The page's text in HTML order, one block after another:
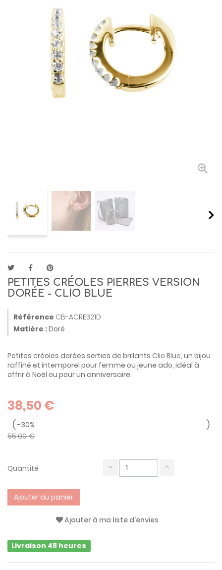
PETITES CRÉOLES PIERRES VERSION
DORÉE - CLIO BLUE
Référence CB-ACRE321D
Matière :Doré
Petites créoles dorées serties de brillants Clio Blue, un bijou
raffiné et intemporel pour femme ou jeune ado, idéal à
offrir à Noël ou pour un anniversaire.
38,50 €
-30%
55,00 €
Quantité
Ajouter au panier
Ajouter à ma liste d'envies
Livraison 48 heures